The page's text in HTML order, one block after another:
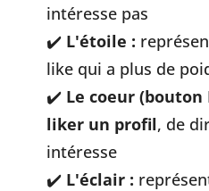
intéresse pas
L'étoile :
like qui a plus de
Le coeur (bouton
liker un profil, de
intéresse
L'éclair :